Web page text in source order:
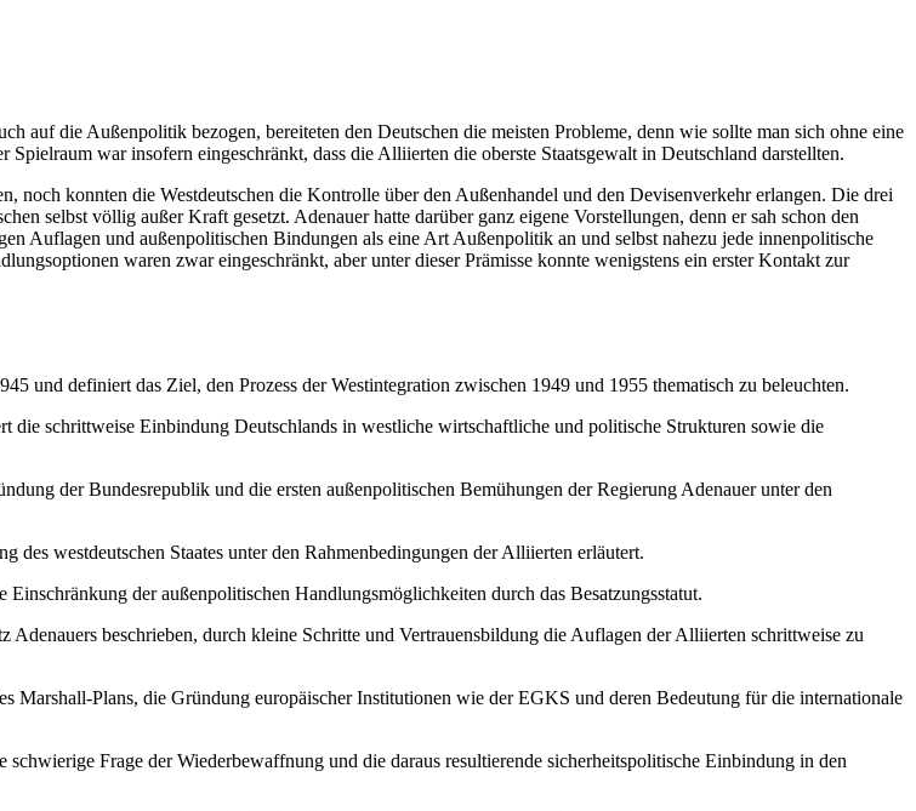
auf die Außenpolitik bezogen, bereiteten den Deutschen die meisten Probleme, denn wie sollte man sich ohne eine
war insofern eingeschränkt, dass die Alliierten die oberste Staatsgewalt in Deutschland darstellten.
konnten die Westdeutschen die Kontrolle über den Außenhandel und den Devisenverkehr erlangen. Die drei
selbst völlig außer Kraft gesetzt. Adenauer hatte darüber ganz eigene Vorstellungen, denn er sah schon den
Auflagen und außenpolitischen Bindungen als eine Art Außenpolitik an und selbst nahezu jede innenpolitische
waren zwar eingeschränkt, aber unter dieser Prämisse konnte wenigstens ein erster Kontakt zur
und definiert das Ziel, den Prozess der Westintegration zwischen 1949 und 1955 thematisch zu beleuchten.
die schrittweise Einbindung Deutschlands in westliche wirtschaftliche und politische Strukturen sowie die
der Bundesrepublik und die ersten außenpolitischen Bemühungen der Regierung Adenauer unter den
des westdeutschen Staates unter den Rahmenbedingungen der Alliierten erläutert.
Einschränkung der außenpolitischen Handlungsmöglichkeiten durch das Besatzungsstatut.
Adenauers beschrieben, durch kleine Schritte und Vertrauensbildung die Auflagen der Alliierten schrittweise zu
Marshall-Plans, die Gründung europäischer Institutionen wie der EGKS und deren Bedeutung für die internationale
schwierige Frage der Wiederbewaffnung und die daraus resultierende sicherheitspolitische Einbindung in den